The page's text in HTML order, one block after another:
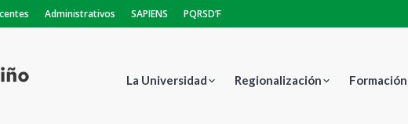
Administrativos SAPIENS PQRSD’F
La Universidad Regionalización Formación